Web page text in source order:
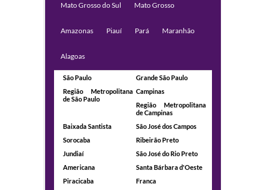
Mato Grosso do Sul Mato Grosso
Amazonas Piauí Pará Maranhão
Alagoas
São Paulo
Grande São Paulo
Região Metropolitana
de São Paulo
Campinas
Região Metropolitana
de Campinas
Baixada Santista
São José dos Campos
Sorocaba
Ribeirão Preto
Jundiaí
São José do Rio Preto
Americana
Santa Bárbara d'Oeste
Piracicaba
Franca